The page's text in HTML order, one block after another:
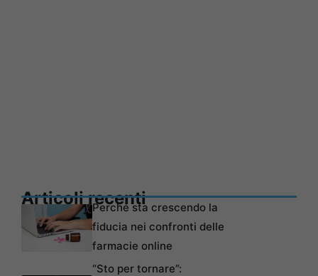
Articoli recentiPerché sta crescendo la
fiducia nei confronti delle
farmacie online
“Sto per tornare”: